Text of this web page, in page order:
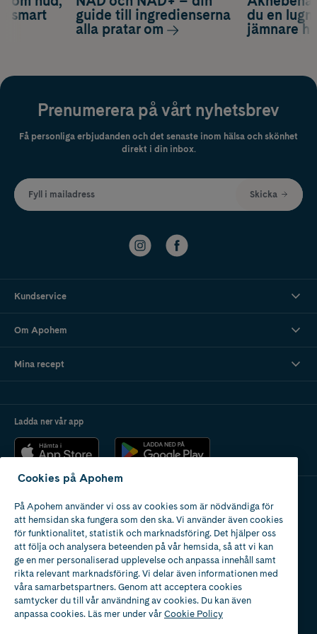
du en
jämnare
smart
guide till ingredienserna
alla pratar om
Prenumerera på vårt nyhetsbrev
Få personliga erbjudanden och det senaste inom hälsa och skönhet
direkt i din inbox.
Fyll i mailadress Skicka
Kundservice
Om Apohem
Mina recept
Ladda ner vår app
Apotek med tillstånd
av Läkemedelsverket
2024
Cookies på Apohem
På Apohem använder vi oss av cookies som är nödvändiga för
att hemsidan ska fungera som den ska. Vi använder även cookies
för funktionalitet, statistik och marknadsföring. Det hjälper oss
att följa och analysera beteenden på vår hemsida, så att vi kan
ge en mer personaliserad upplevelse och anpassa innehåll samt
rikta relevant marknadsföring. Vi delar även informationen med
våra samarbetspartners. Genom att acceptera cookies
samtycker du till vår användning av cookies. Du kan även
anpassa cookies. Läs mer under vårCookie Policy